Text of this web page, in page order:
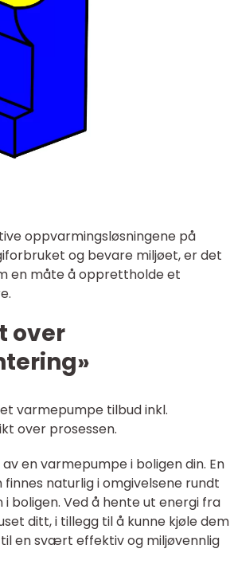
oppvarmingsløsningene på
og bevare miljøet, er det
en måte å opprettholde et
over
varmepumpe tilbud inkl.
over prosessen.
en varmepumpe i boligen din. En
naturlig i omgivelsene rundt
boligen. Ved å hente ut energi fra
ditt, i tillegg til å kunne kjøle dem
en svært effektiv og miljøvennlig